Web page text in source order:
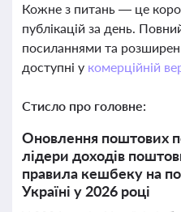
Кожне з питань — це
публікацій за день.
посиланнями та
доступні у комерційній
Стисло про головне:
Оновлення поштових
лідери доходів
правила кешбеку на
Україні у 2026 році